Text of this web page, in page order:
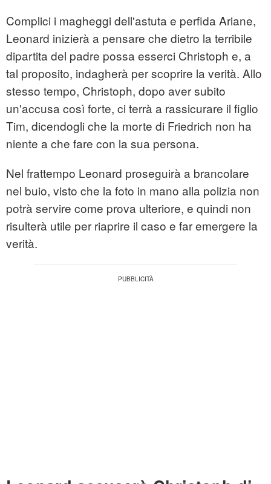
Complici i magheggi dell'astuta e perfida Ariane,
Leonard inizierà a pensare che dietro la terribile
dipartita del padre possa esserci Christoph e, a
tal proposito, indagherà per scoprire la verità. Allo
stesso tempo, Christoph, dopo aver subito
un'accusa così forte, ci terrà a rassicurare il figlio
Tim, dicendogli che la morte di Friedrich non ha
niente a che fare con la sua persona.
Nel frattempo Leonard proseguirà a brancolare
nel buio, visto che la foto in mano alla polizia non
potrà servire come prova ulteriore, e quindi non
risulterà utile per riaprire il caso e far emergere la
verità.